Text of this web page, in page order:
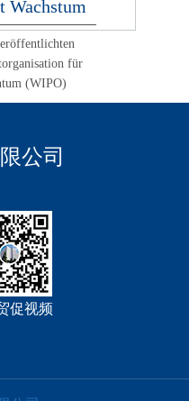
Wachstum
für
(WIPO)
公司
促视频